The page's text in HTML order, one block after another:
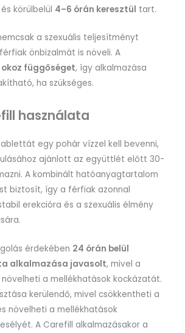
körülbelül 4–6 órán keresztül tart.
a szexuális teljesítményt
önbizalmát is növeli. A
okoz függőséget, így alkalmazása
ha szükséges.
használata
egy pohár vízzel kell bevenni,
ajánlott az együttlét előtt 30-
A kombinált hatóanyagtartalom
biztosít, így a férfiak azonnal
erekcióra és a szexuális élmény
érdekében 24 órán belül
alkalmazása javasolt, mivel a
a mellékhatások kockázatát.
kerülendő, mivel csökkentheti a
növelheti a mellékhatások
A Carefill alkalmazásakor a